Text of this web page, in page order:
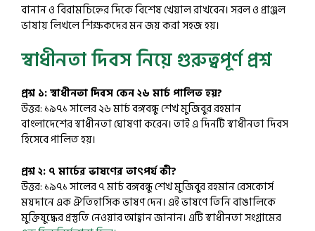
বানান ও বিরামচিহ্নের দিকে বিশেষ খেয়াল রাখবেন। সরল ও প্রাঞ্জল
ভাষায় লিখলে শিক্ষকদের মন জয় করা সহজ হয়।
স্বাধীনতা দিবস নিয়ে গুরুত্বপূর্ণ প্রশ্ন
প্রশ্ন ১: স্বাধীনতা দিবস কেন ২৬ মার্চ পালিত হয়?
উত্তর: ১৯৭১ সালের ২৬ মার্চ বঙ্গবন্ধু শেখ মুজিবুর রহমান
বাংলাদেশের স্বাধীনতা ঘোষণা করেন। তাই এ দিনটি স্বাধীনতা দিবস
হিসেবে পালিত হয়।
প্রশ্ন ২: ৭ মার্চের ভাষণের তাৎপর্য কী?
উত্তর: ১৯৭১ সালের ৭ মার্চ বঙ্গবন্ধু শেখ মুজিবুর রহমান রেসকোর্স
ময়দানে এক ঐতিহাসিক ভাষণ দেন। এই ভাষণে তিনি বাঙালিকে
মুক্তিযুদ্ধের প্রস্তুতি নেওয়ার আহ্বান জানান। এটি স্বাধীনতা সংগ্রামের